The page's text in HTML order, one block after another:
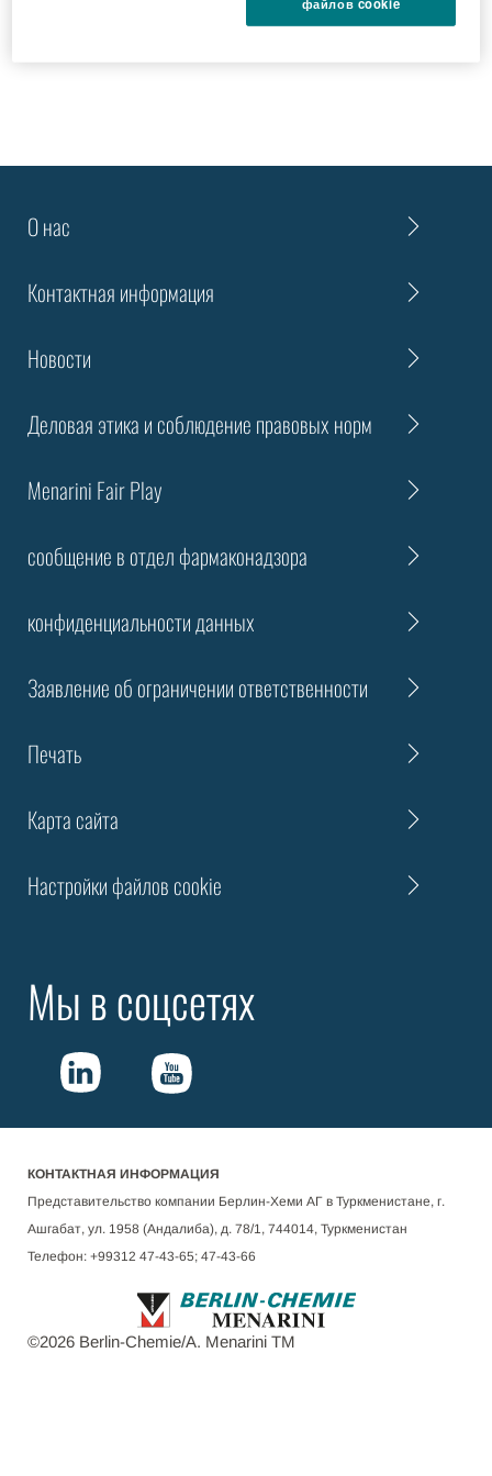
ПОИСК
О нас
Контактная информация
Новости
Деловая этика и соблюдение правовых норм
Menarini Fair Play
сообщение в отдел фармаконадзора
конфиденциальности данных
Заявление об ограничении ответственности
Печать
Карта сайта
Настройки файлов cookie
Мы в соцсетях
КОНТАКТНАЯ ИНФОРМАЦИЯ
Представительство компании Берлин-Хеми АГ в Туркменистане, г.
Ашгабат, ул. 1958 (Андалиба), д. 78/1, 744014, Туркменистан
Телефон: +99312 47-43-65; 47-43-66
©2026 Berlin-Chemie/A. Menarini TM